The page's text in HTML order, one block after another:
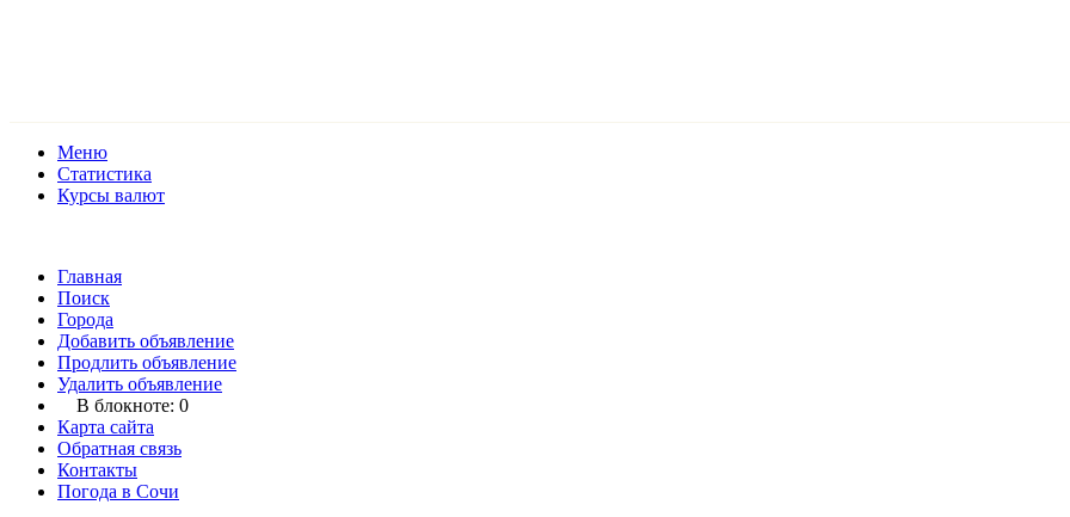
Меню
Статистика
Курсы валют
Главная
Поиск
Города
Добавить объявление
Продлить объявление
Удалить объявление
В блокноте: 0
Карта сайта
Обратная связь
Контакты
Погода в Сочи